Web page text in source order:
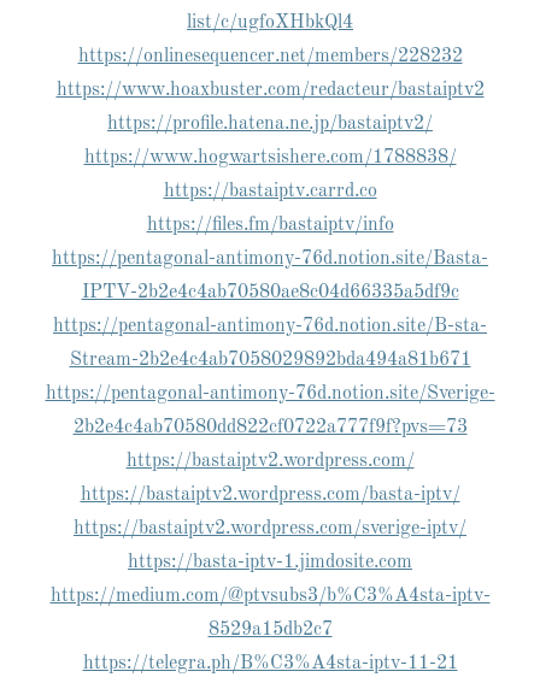
list/c/ugfoXHbkQl4
https://onlinesequencer.net/members/228232
https://www.hoaxbuster.com/redacteur/bastaiptv2
https://profile.hatena.ne.jp/bastaiptv2/
https://www.hogwartsishere.com/1788838/
https://bastaiptv.carrd.co
https://files.fm/bastaiptv/info
https://pentagonal-antimony-76d.notion.site/Basta-
IPTV-2b2e4c4ab70580ae8c04d66335a5df9c
https://pentagonal-antimony-76d.notion.site/B-sta-
Stream-2b2e4c4ab7058029892bda494a81b671
https://pentagonal-antimony-76d.notion.site/Sverige-
2b2e4c4ab70580dd822cf0722a777f9f?pvs=73
https://bastaiptv2.wordpress.com/
https://bastaiptv2.wordpress.com/basta-iptv/
https://bastaiptv2.wordpress.com/sverige-iptv/
https://basta-iptv-1.jimdosite.com
https://medium.com/@ptvsubs3/b%C3%A4sta-iptv-
8529a15db2c7
https://telegra.ph/B%C3%A4sta-iptv-11-21